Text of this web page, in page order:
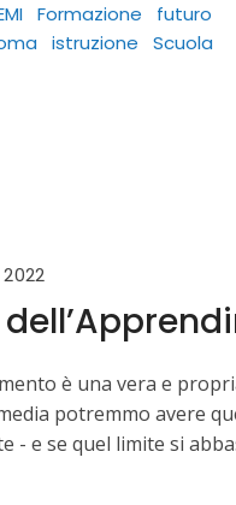
Formazione
futuro
istruzione
Scuola
è una vera e
potremmo avere
- e se quel limite si